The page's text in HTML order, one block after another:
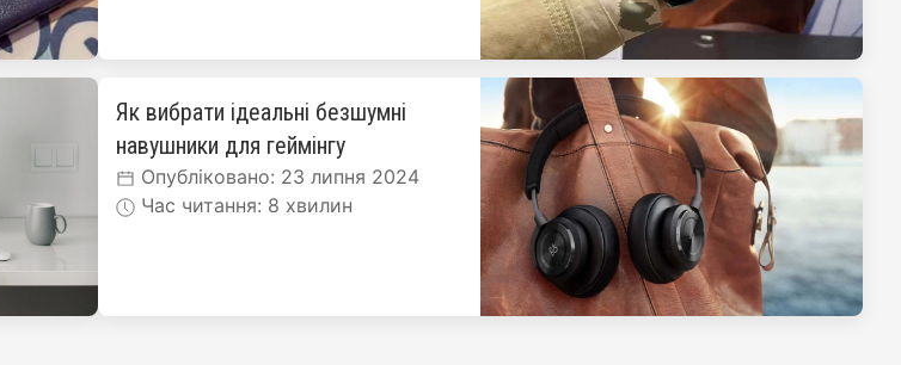
Як вибрати ідеальні безшумні
навушники для геймінгу
Опубліковано: 23 липня 2024
Час читання: 8 хвилин